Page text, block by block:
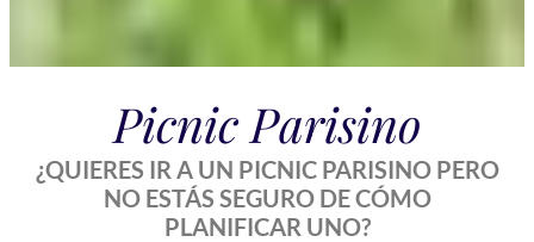
Picnic Parisino
¿QUIERES IR A UN PICNIC PARISINO PERO
NO ESTÁS SEGURO DE CÓMO
PLANIFICAR UNO?